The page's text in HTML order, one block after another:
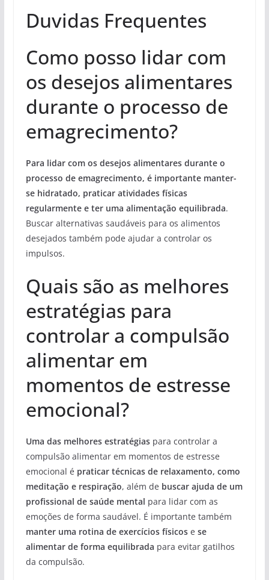
Duvidas Frequentes
Como posso lidar com
os desejos alimentares
durante o processo de
emagrecimento?
Para lidar com os desejos alimentares durante o
processo de emagrecimento, é importante manter-
se hidratado, praticar atividades físicas
regularmente e ter uma alimentação equilibrada.
Buscar alternativas saudáveis para os alimentos
desejados também pode ajudar a controlar os
impulsos.
Quais são as melhores
estratégias para
controlar a compulsão
alimentar em
momentos de estresse
emocional?
Uma das melhores estratégiaspara controlar a
compulsão alimentar em momentos de estresse
emocional é praticar técnicas de relaxamento, como
meditação e respiração, além de buscar ajuda de um
profissional de saúde mental para lidar com as
emoções de forma saudável. É importante também
manter uma rotina de exercícios físicose se
alimentar de forma equilibrada para evitar gatilhos
da compulsão.